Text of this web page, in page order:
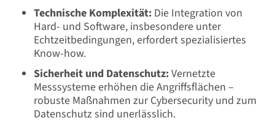
Technische Komplexität: Die Integration von
Hard- und Software, insbesondere unter
Echtzeitbedingungen, erfordert spezialisiertes
Know-how.
Sicherheit und Datenschutz:Vernetzte
Messsysteme erhöhen die Angriffsflächen –
robuste Maßnahmen zur Cybersecurity und zum
Datenschutz sind unerlässlich.